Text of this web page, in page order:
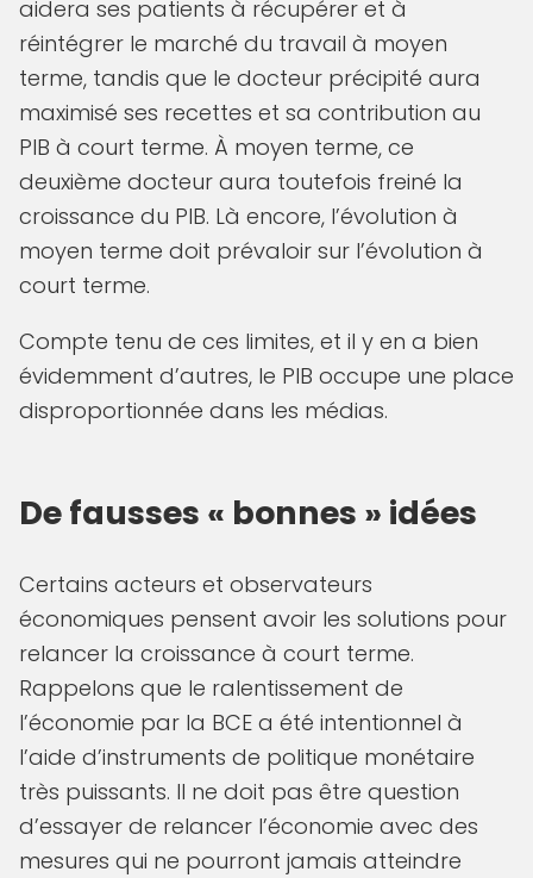
aidera ses patients à récupérer et à
réintégrer le marché du travail à moyen
terme, tandis que le docteur précipité aura
maximisé ses recettes et sa contribution au
PIB à court terme. À moyen terme, ce
deuxième docteur aura toutefois freiné la
croissance du PIB. Là encore, l’évolution à
moyen terme doit prévaloir sur l’évolution à
court terme.
Compte tenu de ces limites, et il y en a bien
évidemment d’autres, le PIB occupe une place
disproportionnée dans les médias.
De fausses « bonnes » idées
Certains acteurs et observateurs
économiques pensent avoir les solutions pour
relancer la croissance à court terme.
Rappelons que le ralentissement de
l’économie par la BCE a été intentionnel à
l’aide d’instruments de politique monétaire
très puissants. Il ne doit pas être question
d’essayer de relancer l’économie avec des
mesures qui ne pourront jamais atteindre